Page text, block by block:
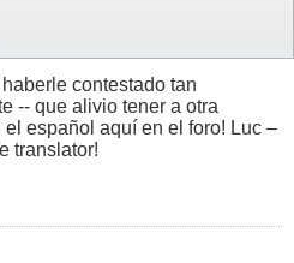
contestado tan
-- que alivio tener a otra
español aquí en el foro! Luc –
translator!